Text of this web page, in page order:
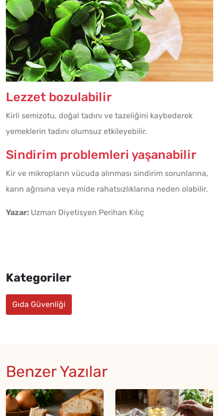
Lezzet bozulabilir
Kirli semizotu, doğal tadını ve tazeliğini kaybederek
yemeklerin tadını olumsuz etkileyebilir.
Sindirim problemleri yaşanabilir
Kir ve mikropların vücuda alınması sindirim sorunlarına,
karın ağrısına veya mide rahatsızlıklarına neden olabilir.
Yazar: Uzman Diyetisyen Perihan Kılıç
Kategoriler
Gıda Güvenliği
Benzer Yazılar